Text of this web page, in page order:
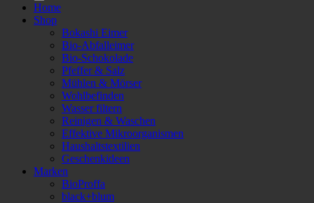
Home
Shop
Bokashi Eimer
Bio-Abfalleimer
Bio-Schokolade
Pfeffer & Salz
Mühlen & Mörser
Wohlbefinden
Wasser filtern
Reinigen & Waschen
Effektive Mikroorganismen
Haushaltstextilien
Geschenkideen
Marken
BioProffa
black+blum